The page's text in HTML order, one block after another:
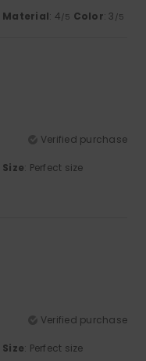
Material: 4/5 Color: 3 /5
Verified purchase
Size: Perfect size
Verified purchase
Size: Perfect size